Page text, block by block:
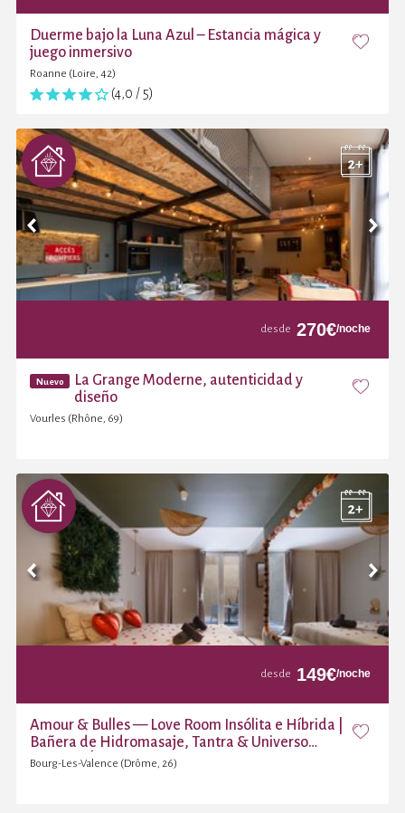
Duerme bajo la Luna Azul – Estancia mágica y
juego inmersivo
Roanne (Loire, 42)
(4,0 / 5)
desde 270€/noche
Nuevo
La Grange Moderne, autenticidad y
diseño
Vourles (Rhône, 69)
desde 149€/noche
Amour & Bulles — Love Room Insólita e Híbrida |
Bañera de Hidromasaje, Tantra & Universo
Atrevido | Valence
Bourg-Les-Valence (Drôme, 26)